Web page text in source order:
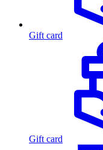
Gift card
Gift card